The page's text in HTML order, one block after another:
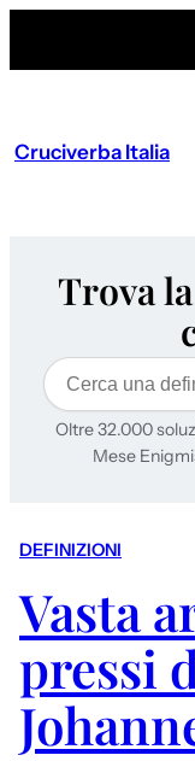
Cruciverba Italia
Trova
Cerca
Oltre 32.000
Mese
DEFINIZIONI
Vasta
pressi